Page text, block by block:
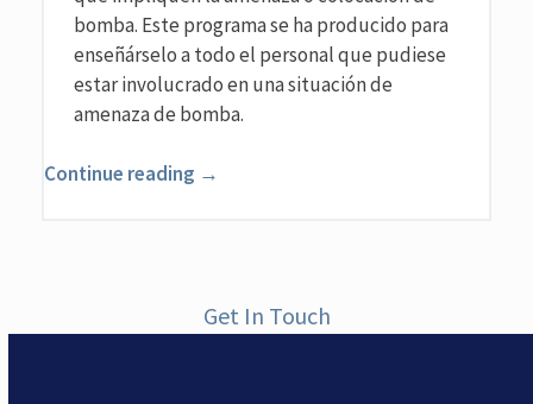
bomba. Este programa se ha producido para
enseñárselo a todo el personal que pudiese
estar involucrado en una situación de
amenaza de bomba.
Continue reading →
Get In Touch